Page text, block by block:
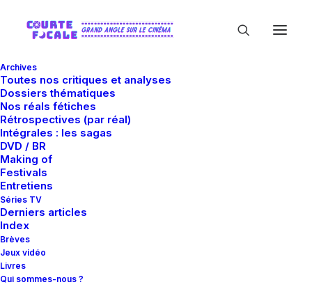
Archives
Toutes nos critiques et analyses
Dossiers thématiques
Nos réals fétiches
Rétrospectives (par réal)
Intégrales : les sagas
DVD / BR
Making of
Festivals
Entretiens
Séries TV
Derniers articles
Index
Brèves
Jeux vidéo
Livres
Qui sommes-nous ?